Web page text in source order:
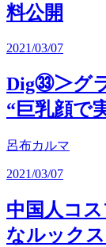
料公開
2021/03/07
Dig㉝＞グ
“巨乳顔で
呂布カルマ
2021/03/07
中国人コ
なルック